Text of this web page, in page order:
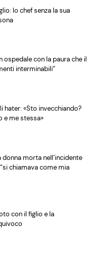
lo chef senza la sua
ospedale con la paura che il
interminabili”
hater: «Sto invecchiando?
e me stessa»
morta nell’incidente
chiamava come mia
con il figlio e la